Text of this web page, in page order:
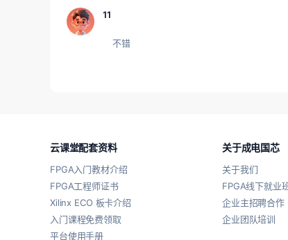
11
不错
云课堂配套资料
FPGA入门教材介绍
FPGA工程师证书
Xilinx ECO 板卡介绍
入门课程免费领取
平台使用手册
关于成电国芯
关于我们
FPGA线下就业
企业主招聘合作
企业团队培训